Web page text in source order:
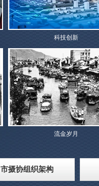
科技创新
流金岁月
市摄协组织架构